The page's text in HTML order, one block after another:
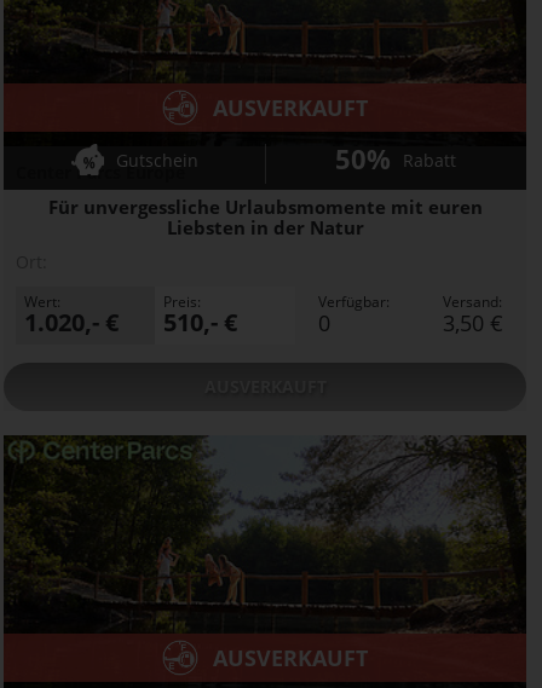
Center Parcs Europe
Für unvergessliche Urlaubsmomente mit euren
Liebsten in der Natur
AUSVERKAUFT
Gutschein 50% Rabatt
Wert:
1.020,- €
Preis:
510,- €
Verfügbar:
0
Versand:
3,50 €
AUSVERKAUFT